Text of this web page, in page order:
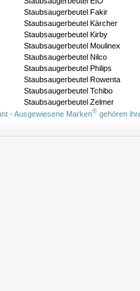
Staubsaugerbeutel Fakir
Staubsaugerbeutel Kärcher
Staubsaugerbeutel Kirby
Staubsaugerbeutel Moulinex
Staubsaugerbeutel Nilco
Staubsaugerbeutel Philips
Staubsaugerbeutel Rowenta
Staubsaugerbeutel Tchibo
Staubsaugerbeutel Zelmer
- Ausgewiesene Marken®gehören